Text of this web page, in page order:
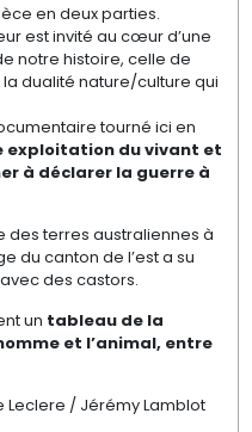
en deux parties.
est invité au cœur d’une
notre histoire, celle de
la dualité nature/culture qui
tourné ici en
exploitation du vivant et
à déclarer la guerre à
des terres australiennes à
du canton de l’est a su
des castors.
un tableau de la
et l’animal, entre
Leclere / Jérémy Lamblot